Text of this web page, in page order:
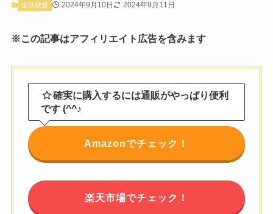
生活雑貨 2024年9月10日 2024年9月11日
※この記事はアフィリエイト広告を含みます
確実に購入するには通販がやっぱり便利
です (^^♪
Amazonでチェック！
楽天市場でチェック！